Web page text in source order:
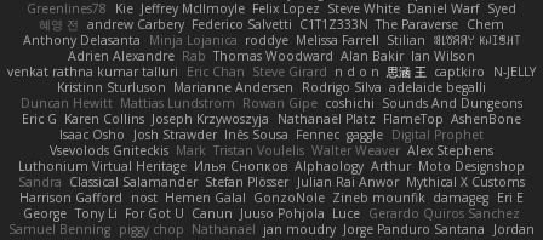
Greenlines78
Kie Jeffrey McIlmoyle Felix Lopez Steve White Daniel Warf Syed
혜영 전 andrew Carbery Federico Salvetti C1T1Z333N The Paraverse Chem
Anthony Delasanta
Minja Lojanica roddye Melissa Farrell Stilian ꌃ꒒ꀎꋪꋪꌩ ꀘꈤꀤꁅꃅ꓄
Adrien Alexandre Rab Thomas Woodward Alan Bakir Ian Wilson
venkat rathna kumar talluri
Eric Chan Steve Girard n d o n 思涵 王 captkiro
N-JELLY
Kristinn Sturluson Marianne Andersen Rodrigo Silva adelaide begalli
Duncan Hewitt Mattias Lundstrom Rowan Gipe coshichi Sounds And Dungeons
Eric G Karen Collins Joseph Krzywoszyja Nathanaël Platz FlameTop AshenBone
Isaac Osho
Josh Strawder Inês Sousa Fennec gaggle Digital Prophet
Vsevolods Gniteckis Mark Tristan Voulelis Walter Weaver Alex Stephens
Luthonium Virtual Heritage Илья Снопков Alphaology Arthur Moto Designshop
Sandra Classical Salamander Stefan Plösser Julian Rai Anwor Mythical X Customs
Harrison Gafford
nost Hemen Galal GonzoNole Zineb mounfik damageg Eri E
George Tony Li For Got U Canun Juuso Pohjola Luce Gerardo Quiros Sanchez
Samuel Benning piggy chop Nathanaël jan moudry Jorge Panduro Santana
Jordan